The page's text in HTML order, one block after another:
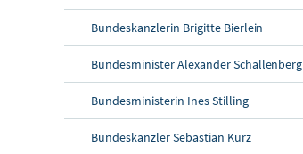
Bundeskanzlerin Brigitte Bierlein
Bundesminister Alexander Schallenberg
Bundesministerin Ines Stilling
Bundeskanzler Sebastian Kurz